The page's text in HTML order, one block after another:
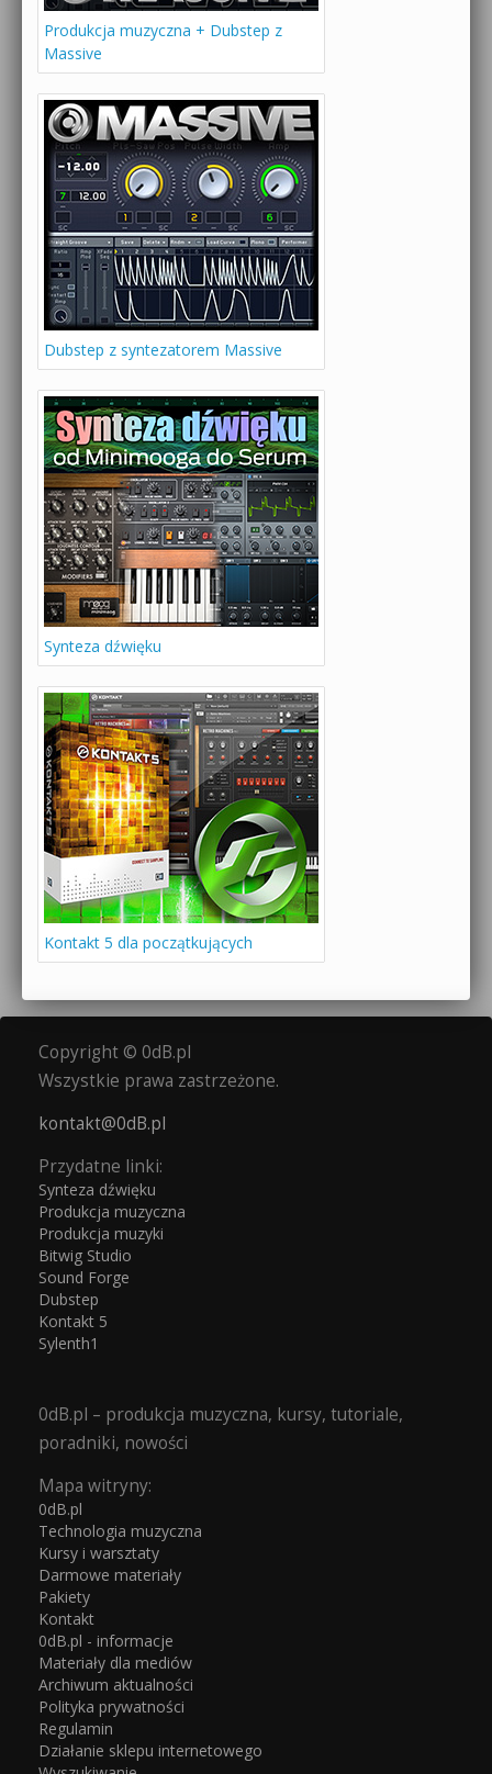
Produkcja muzyczna + Dubstep z
Massive
Dubstep z syntezatorem Massive
Synteza dźwięku
Kontakt 5 dla początkujących
Copyright © 0dB.pl
Wszystkie prawa zastrzeżone.
kontakt@0dB.pl
Przydatne linki:
Synteza dźwięku
Produkcja muzyczna
Produkcja muzyki
Bitwig Studio
Sound Forge
Dubstep
Kontakt 5
Sylenth1
0dB.pl – produkcja muzyczna, kursy, tutoriale,
poradniki, nowości
Mapa witryny:
0dB.pl
Technologia muzyczna
Kursy i warsztaty
Darmowe materiały
Pakiety
Kontakt
0dB.pl - informacje
Materiały dla mediów
Archiwum aktualności
Polityka prywatności
Regulamin
Działanie sklepu internetowego